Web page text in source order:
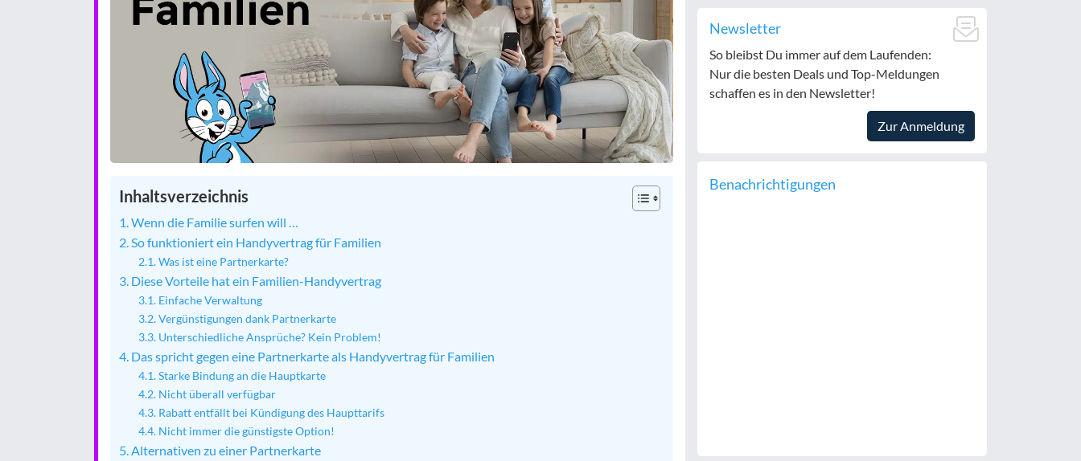
Inhaltsverzeichnis
Wenn die Familie surfen will …
So funktioniert ein Handyvertrag für Familien
Was ist eine Partnerkarte?
Diese Vorteile hat ein Familien-Handyvertrag
Einfache Verwaltung
Vergünstigungen dank Partnerkarte
Unterschiedliche Ansprüche? Kein Problem!
Das spricht gegen eine Partnerkarte als Handyvertrag für Familien
Starke Bindung an die Hauptkarte
Nicht überall verfügbar
Rabatt entfällt bei Kündigung des Haupttarifs
Nicht immer die günstigste Option!
Alternativen zu einer Partnerkarte
Newsletter
So bleibst Du immer auf dem Laufenden:
Nur die besten Deals und Top-Meldungen
schaffen es in den Newsletter!
Zur Anmeldung
Benachrichtigungen